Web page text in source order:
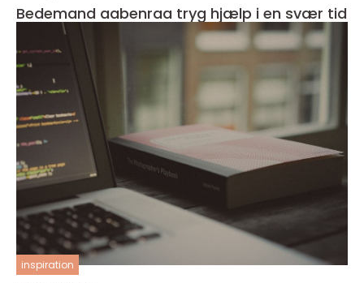
Bedemand aabenraa tryg hjælp i en svær tid
inspiration